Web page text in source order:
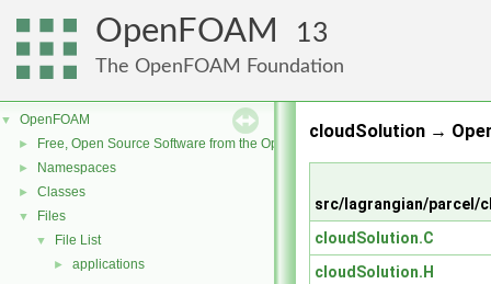
OpenFOAM 13
The OpenFOAM Foundation
▼ OpenFOAM
► Free, Open Source Software from the OpenFOAM Foundation
► Namespaces
► Classes
▼ Files
▼ File List
► applications
cloudSolution →
src/lagrangian/parcel/
cloudSolution.C
cloudSolution.H